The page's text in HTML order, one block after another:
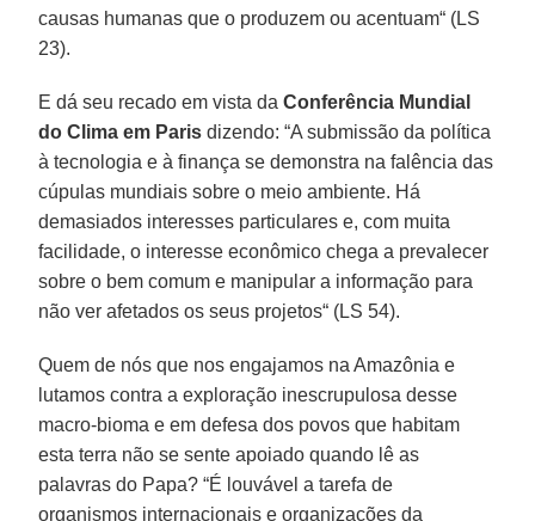
causas humanas que o produzem ou acentuam“ (LS
23).
E dá seu recado em vista daConferência Mundial
do Clima em Paris dizendo: “A submissão da política
à tecnologia e à finança se demonstra na falência das
cúpulas mundiais sobre o meio ambiente. Há
demasiados interesses particulares e, com muita
facilidade, o interesse econômico chega a prevalecer
sobre o bem comum e manipular a informação para
não ver afetados os seus projetos“ (LS 54).
Quem de nós que nos engajamos na Amazônia e
lutamos contra a exploração inescrupulosa desse
macro-bioma e em defesa dos povos que habitam
esta terra não se sente apoiado quando lê as
palavras do Papa? “É louvável a tarefa de
organismos internacionais e organizações da